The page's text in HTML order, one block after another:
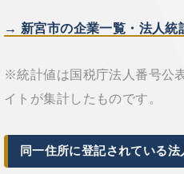
→ 新宮市の企業一覧・法人統
※統計値は国税庁法人番号公
イトが集計したものです。
同一住所に登記されている法